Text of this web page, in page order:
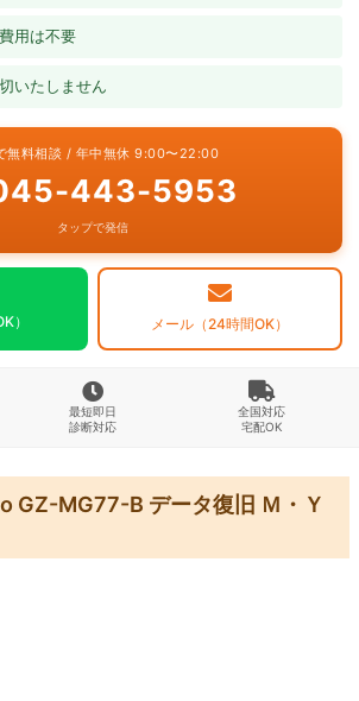
用は不要
いたしません
無料相談 / 年中無休 9:00〜22:00
443-5953
タップで発信
） メール（24時間OK）
最短即日
診断対応
全国対応
宅配OK
GZ-MG77-B データ復旧 Ｍ・Ｙ